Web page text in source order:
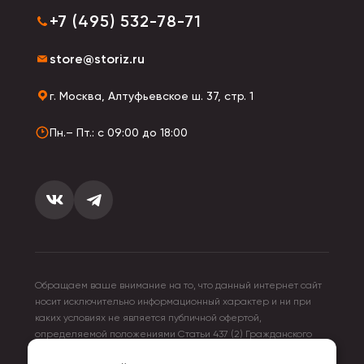
+7 (495) 532-78-71
store@storiz.ru
г. Москва, Алтуфьевское ш. 37, стр. 1
Пн.– Пт.: с 09:00 до 18:00
Обращаем ваше внимание на то, что данный интернет сайт
носит исключительно информационный характер и ни при
каких условиях не является публичной офертой,
определяемой положениями Статьи 437 (2) Гражданского